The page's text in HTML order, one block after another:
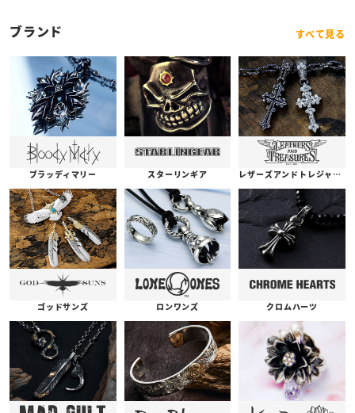
ブランド すべて見る
ブラッディマリー スターリンギア レザーズアンドトレジャーズ
ゴッドサンズ ロンワンズ クロムハーツ